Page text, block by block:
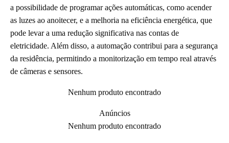
a possibilidade de programar ações automáticas, como acender
as luzes ao anoitecer, e a melhoria na eficiência energética, que
pode levar a uma redução significativa nas contas de
eletricidade. Além disso, a automação contribui para a segurança
da residência, permitindo a monitorização em tempo real através
de câmeras e sensores.
Nenhum produto encontrado
Anúncios
Nenhum produto encontrado